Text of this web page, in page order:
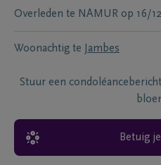
Overleden te NAMUR op 16/
Woonachtig te Jambes
Stuur een
Betuig